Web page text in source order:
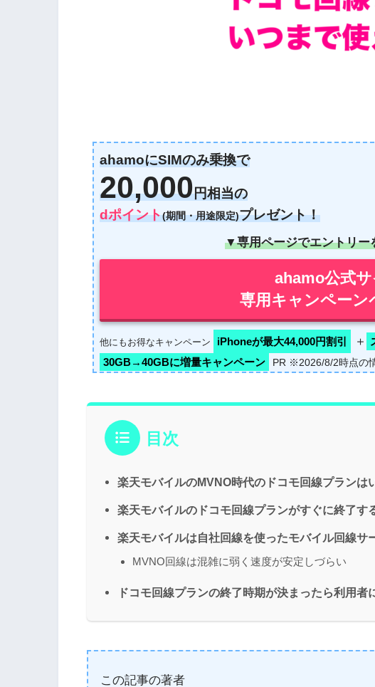
ahamoにSIMのみ乗換で
20,000円相当の
dポイント(期間・用途限定)プレゼント！
▼専用ページでエントリ
ahamo公式サ
専用キャンペーン
他にもお得なキャンペーン iPhoneが最大44,000円割引 ＋
30GB→40GBに増量キャンペーン PR ※2026/8/2時点の
目次
楽天モバイルのMVNO時代のドコモ回線プランは
楽天モバイルのドコモ回線プランがすぐに終了す
楽天モバイルは自社回線を使ったモバイル回線サ
MVNO回線は混雑に弱く速度が安定しづらい
ドコモ回線プランの終了時期が決まったら利用者
この記事の著者